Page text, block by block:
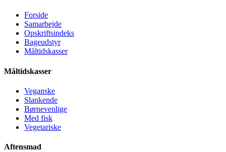
Forside
Samarbejde
Opskriftsindeks
Bageudstyr
Måltidskasser
Måltidskasser
Veganske
Slankende
Børnevenlige
Med fisk
Vegetariske
Aftensmad